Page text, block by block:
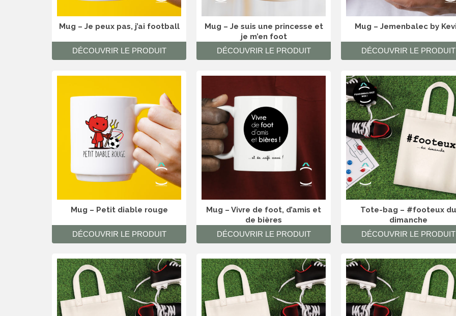
Mug – Je peux pas, j’ai football
DÉCOUVRIR LE PRODUIT
Mug – Je suis une princesse et
je m’en foot
DÉCOUVRIR LE PRODUIT
Mug – Jemenbalec by
DÉCOUVRIR LE PRODUIT
Mug – Petit diable rouge
DÉCOUVRIR LE PRODUIT
Mug – Vivre de foot, d’amis et
de bières
DÉCOUVRIR LE PRODUIT
Tote-bag – #footeux du
dimanche
DÉCOUVRIR LE PRODUIT